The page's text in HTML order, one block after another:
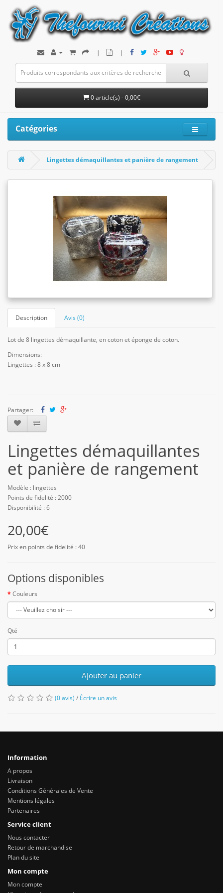
| |
0 article(s) - 0,00€
Catégories
Lingettes démaquillantes et panière de rangement
Description Avis (0)
Lot de 8 lingettes démaquillante, en coton et éponge de coton.
Dimensions:
Lingettes : 8 x 8 cm
Partager:
Lingettes démaquillantes
et panière de rangement
Modèle : lingettes
Points de fidelité : 2000
Disponibilité : 6
20,00€
Prix en points de fidelité : 40
Options disponibles
Couleurs
Qté
Ajouter au panier
(0 avis) / Écrire un avis
Information
A propos
Livraison
Conditions Générales de Vente
Mentions légales
Partenaires
Service client
Nous contacter
Retour de marchandise
Plan du site
Mon compte
Mon compte